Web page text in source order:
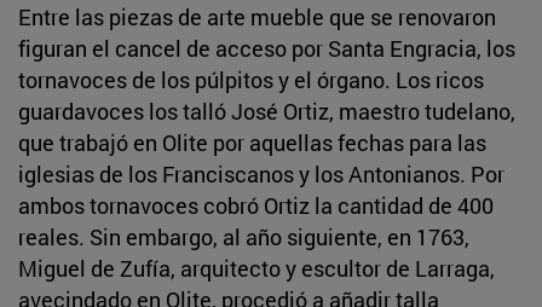
Entre las piezas de arte mueble que se renovaron
figuran el cancel de acceso por Santa Engracia, los
tornavoces de los púlpitos y el órgano. Los ricos
guardavoces los talló José Ortiz, maestro tudelano,
que trabajó en Olite por aquellas fechas para las
iglesias de los Franciscanos y los Antonianos. Por
ambos tornavoces cobró Ortiz la cantidad de 400
reales. Sin embargo, al año siguiente, en 1763,
Miguel de Zufía, arquitecto y escultor de Larraga,
avecindado en Olite, procedió a añadir talla